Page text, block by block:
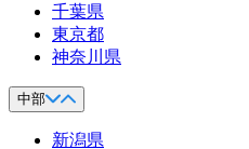
千葉県
東京都
神奈川県
中部
新潟県